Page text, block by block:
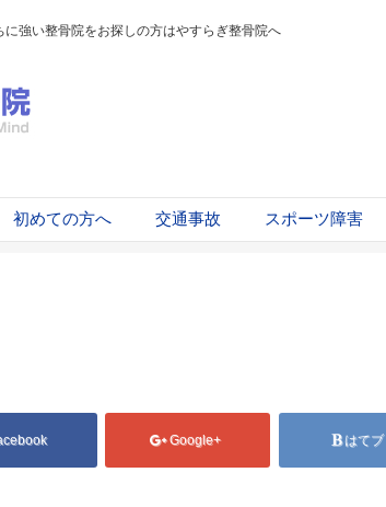
強い整骨院をお探しの方はやすらぎ整骨院へ
初めての方へ 交通事故 スポーツ障害
Google+ はてブ